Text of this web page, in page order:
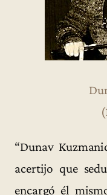
“Dunav
acertijo que
encargó él